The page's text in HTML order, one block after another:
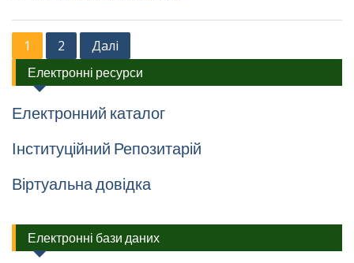
Навігація
записів
1 2 Далі
Електронні ресурси
Електронний каталог
Інституційний Репозитарій
Віртуальна довідка
Електронні бази даних